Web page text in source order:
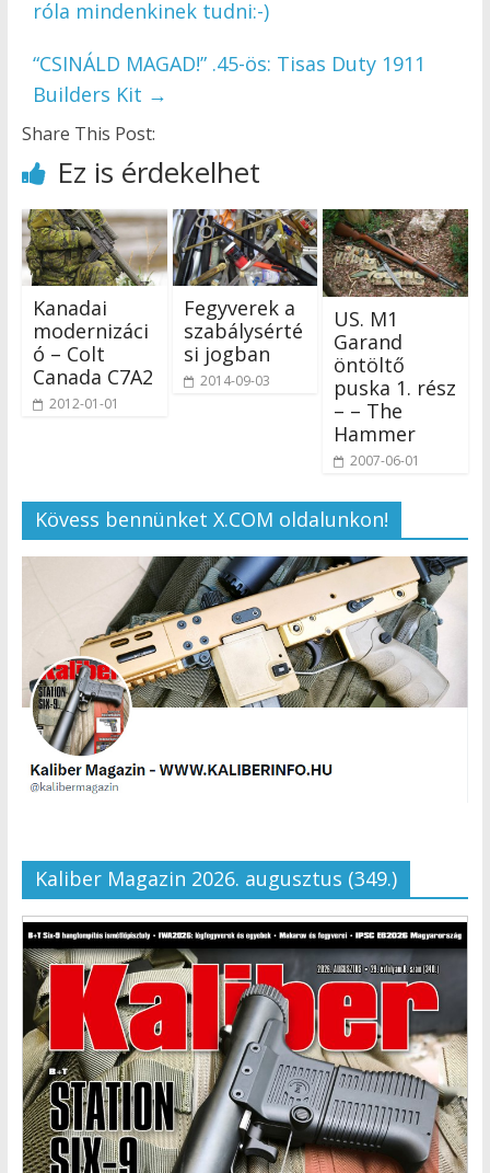
róla mindenkinek tudni:-)
“CSINÁLD MAGAD!” .45-ös: Tisas Duty 1911
Builders Kit →
Share This Post:
Ez is érdekelhet
Kanadai
modernizáci
ó – Colt
Canada C7A2
2012-01-01
Fegyverek a
szabálysérté
si jogban
2014-09-03
US. M1
Garand
öntöltő
puska 1. rész
– – The
Hammer
2007-06-01
Kövess bennünket X.COM oldalunkon!
Kaliber Magazin 2026. augusztus (349.)